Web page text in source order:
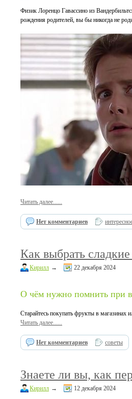
Физик Лоренцо Гавассино из
рождения родителей, вы бы никогда не
Читать далее......
Нет комментариев
Как выбрать
Кирилл → 22 декабря 2024
О чём нужно помнить при
Старайтесь покупать фрукты в
Читать далее......
Нет комментариев советы
Знаете ли вы, как
Кирилл → 12 декабря 2024